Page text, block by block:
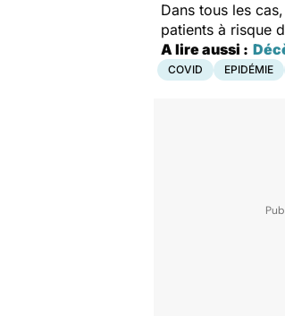
Dans tous les
patients à risque
A lire aussi :
COVID EPIDÉMIE